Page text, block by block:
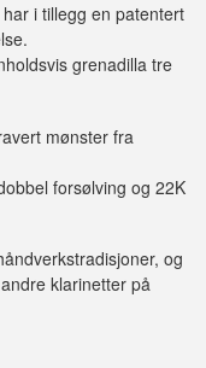
i tillegg en patentert
grenadilla tre
mønster fra
forsølving og 22K
og
klarinetter på